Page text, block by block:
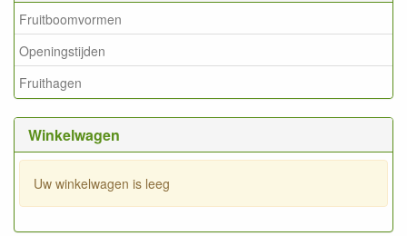
Fruitboomvormen
Openingstijden
Fruithagen
Winkelwagen
Uw winkelwagen is leeg